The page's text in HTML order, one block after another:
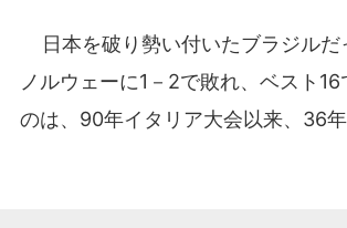
日本を破り勢い付いたブラジルだ
ノルウェーに1－2で敗れ、ベスト
のは、90年イタリア大会以来、36